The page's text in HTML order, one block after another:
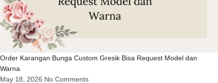
Order Karangan Bunga Custom Gresik Bisa Request Model dan
Warna
May 18, 2026 No Comments